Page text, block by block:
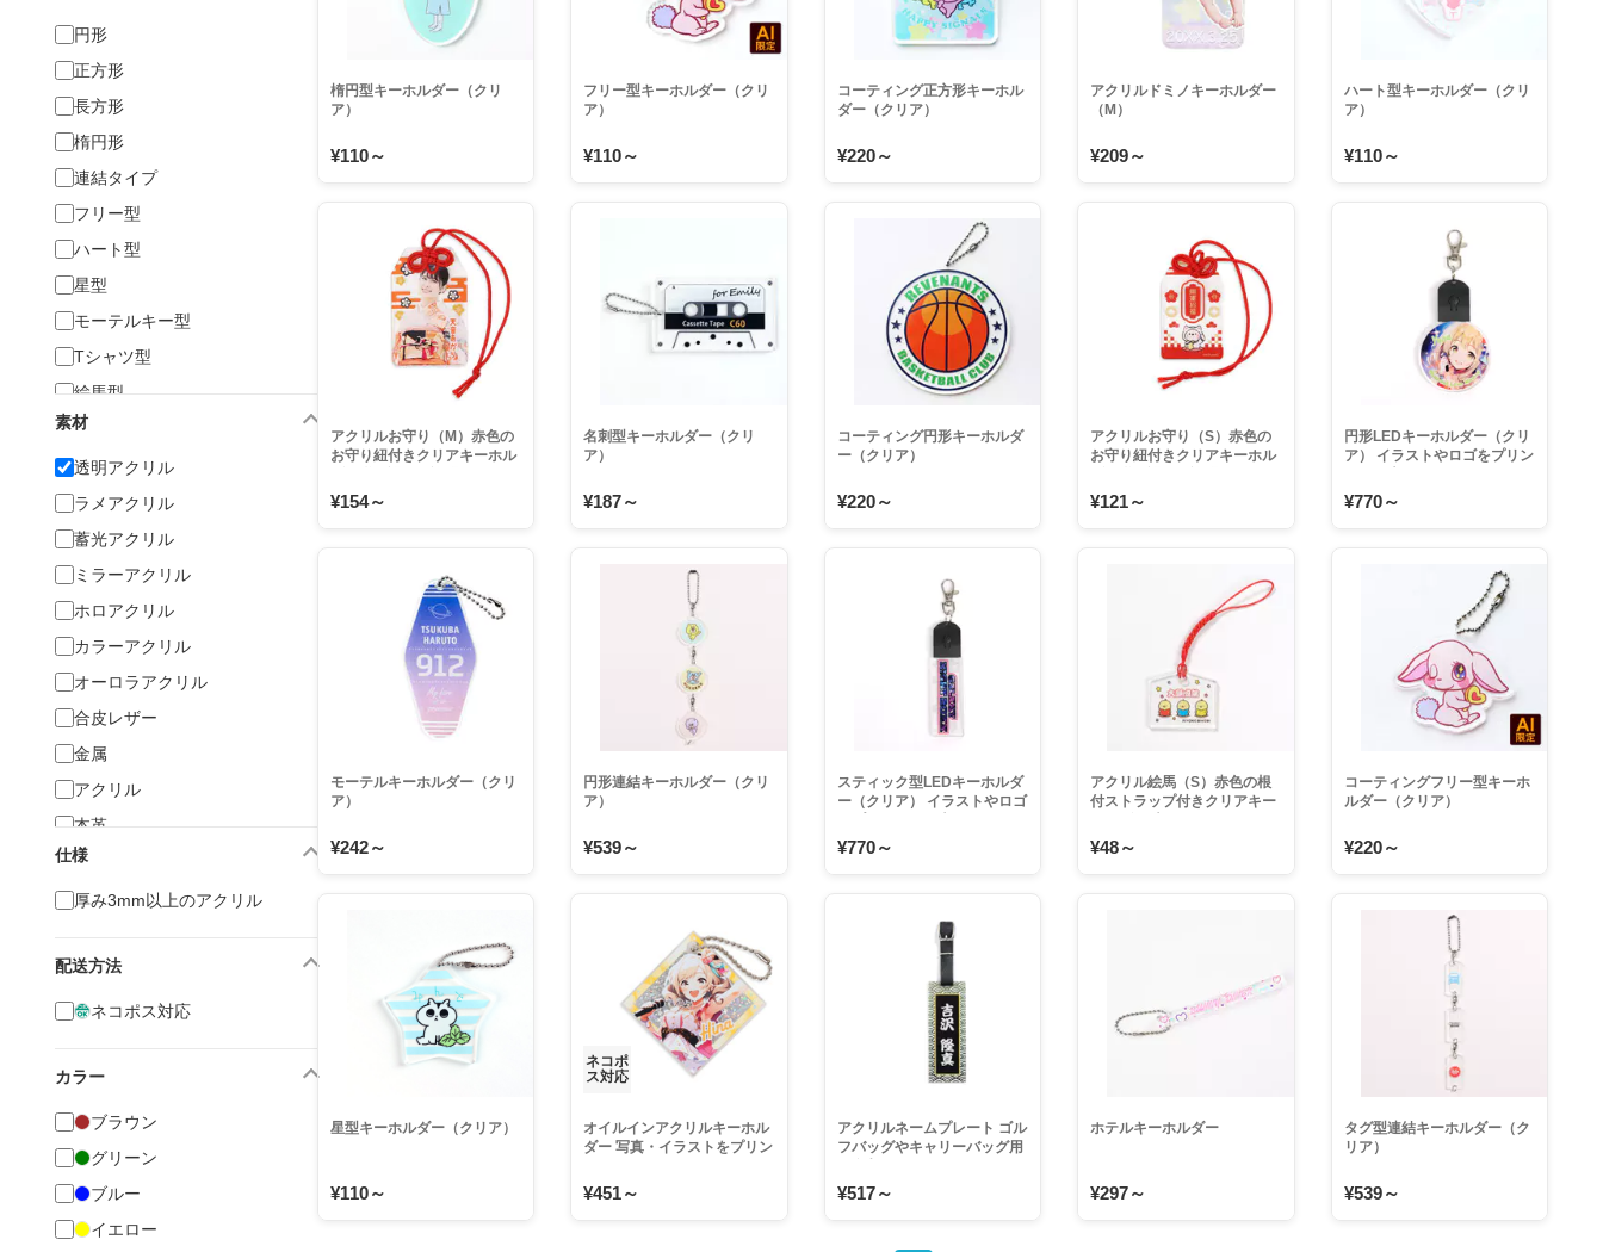
円形
正方形
長方形
楕円形
連結タイプ
フリー型
ハート型
星型
モーテルキー型
Tシャツ型
絵馬型
お守り型
タグ型
スティック型
フォト・カードホルダー
缶バッジキーホルダー
LEDキーホルダー
その他
素材
透明アクリル
ラメアクリル
蓄光アクリル
ミラーアクリル
ホロアクリル
カラーアクリル
オーロラアクリル
合皮レザー
金属
アクリル
本革
木材
PVC
仕様
厚み3mm以上のアクリル
配送方法
ネコポス対応
カラー
ブラウン
グリーン
ブルー
イエロー
楕円型キーホルダー（クリ
ア）
¥110～
フリー型キーホルダー（クリ
ア）
¥110～
コーティング正方形キーホル
ダー（クリア）
¥220～
アクリルドミノキーホルダー
（M）
¥209～
ハート型キーホルダー（クリ
ア）
¥110～
アクリルお守り（M）赤色の
お守り紐付きクリアキーホル
ロットはもちろん1個でも注
文可能
¥154～
名刺型キーホルダー（クリ
ア）
¥187～
コーティング円形キーホルダ
ー（クリア）
¥220～
アクリルお守り（S）赤色の
お守り紐付きクリアキーホル
ロットはもちろん1個でも注
文可能
¥121～
円形LEDキーホルダー（クリ
ア） イラストやロゴをプリン
キーをオリジナルに 物販グッ
ズなどの大ロットはもちろん
¥770～
モーテルキーホルダー（クリ
ア）
¥242～
円形連結キーホルダー（クリ
ア）
¥539～
スティック型LEDキーホルダ
ー（クリア） イラストやロゴ
ングアクキーをオリジナルに
物販グッズなどの大ロットは
¥770～
アクリル絵馬（S）赤色の根
付ストラップ付きクリアキー
1個でも安く物販品や販促
品・合格祈願などのお守りに
¥48～
コーティングフリー型キーホ
ルダー（クリア）
¥220～
星型キーホルダー（クリア）
¥110～
ネコポ
ス対応
オイルインアクリルキーホル
ダー 写真・イラストをプリン
ーを1点から 物販グッズ・ノ
ベルティなどの大ロット・大
¥451～
アクリルネームプレート ゴル
フバッグやキャリーバッグ用
ー 大ロット・大量注文がお得
安いオリジナル自作ネームプ
¥517～
ホテルキーホルダー
¥297～
タグ型連結キーホルダー（ク
リア）
¥539～